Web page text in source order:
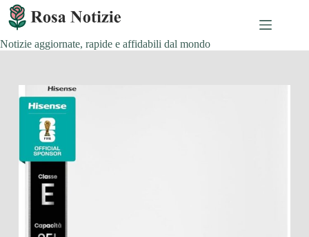
Salta
contenuto
Notizie aggiornate, rapide e affidabili dal mondo